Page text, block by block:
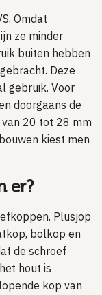
Omdat
ze minder
buiten hebben
Deze
gebruik. Voor
doorgaans de
20 tot 28 mm
kiest men
er?
Plusjop
bolkop en
de schroef
hout is
kop van